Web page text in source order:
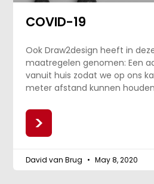
COVID-19
Ook Draw2design heeft in
maatregelen genomen: Een
vanuit huis zodat we op ons
meter afstand kunnen
>
David van Brug May 8, 2020